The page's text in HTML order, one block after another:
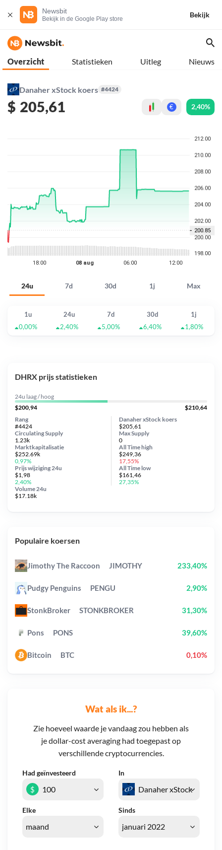
Newsbit
Bekijk in de Google Play store
Bekijk
Overzicht Statistieken Uitleg Nieuws
Danaher xStock koers #4424
$ 205,61 € 2,40%
24u 7d 30d 1j Max
1u 24u 7d 30d
1j
0,00%
2,40% 5,00% 6,40% 1,80%
Wat als ik...?
Zie hoeveel waarde je vandaag zou hebben als
je dollar-cost averaging had toegepast op
verschillende cryptocurrencies.
Had geïnvesteerd In
Elke Sinds
$
DHRX prijs statistieken
24u laag / hoog
$200,94
$210,64
Danaher xStock koers
$205,61
Circulating Supply
1.23k
Prijs wijziging 24u
$1,98
2,40%
Max Supply
0
Marktkapitalisatie
$252.69k
0,97%
Volume 24u
$17.18k
Rang
#4424
All Timehigh
$249,36
17,55%
All Time low
$161,46
27,35%
Populaire koersen
Jimothy The Raccoon JIMOTHY 233,40%
Pudgy Penguins PENGU 2,90%
StonkBroker STONKBROKER 31,30%
Pons PONS 39,60%
Bitcoin BTC 0,10%